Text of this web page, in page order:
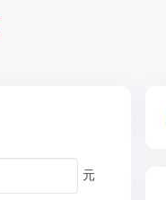
元